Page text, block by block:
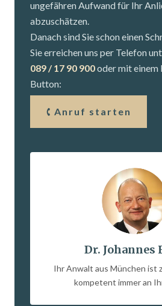
ungefähren Aufwand für Ihr
abzuschätzen.
Danach sind Sie schon einen
Sie erreichen uns per Telefon
089 / 17 90 900oder mit einem
Button:
Anruf starten
Dr. Johannes
Ihr Anwalt aus München ist
kompetent immer an